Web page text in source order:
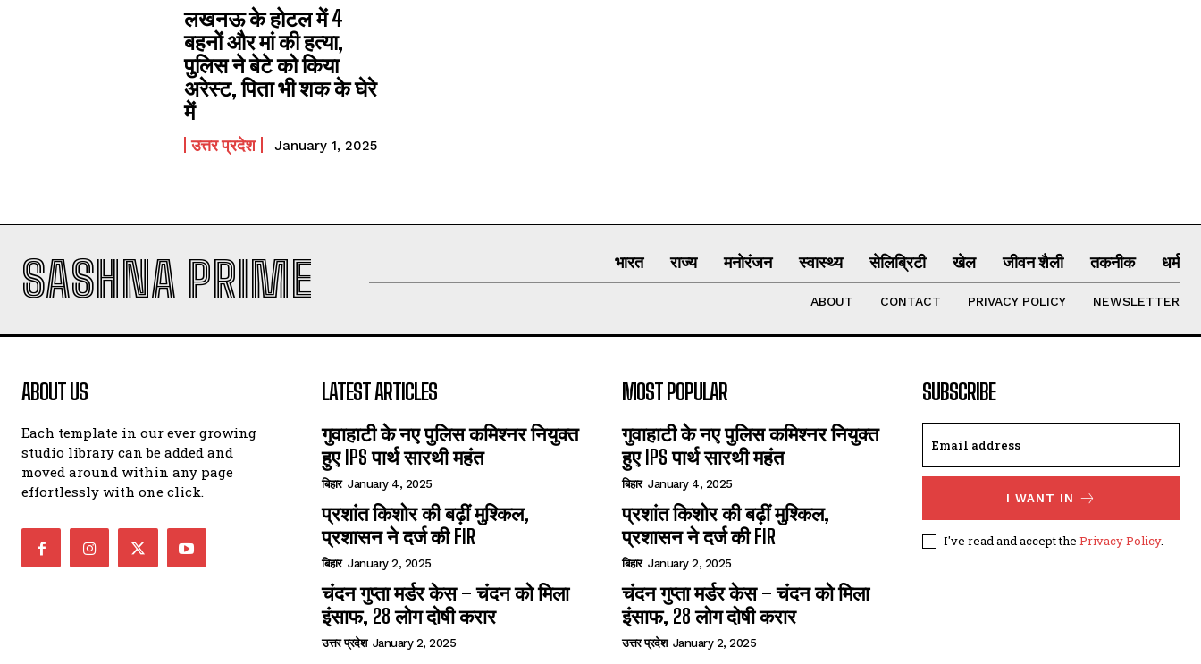
लखनऊ के होटल में 4
बहनों और मां की हत्‍या,
पुलिस ने बेटे को किया
अरेस्‍ट, पिता भी शक के घेरे
में
उत्तर प्रदेश January 1, 2025
SASHNA PRIME भारत राज्य मनोरंजन स्वास्थ्य सेलिब्रिटी खेल जीवन शैली तकनीक धर्म
ABOUT CONTACT PRIVACY POLICY NEWSLETTER
ABOUT US
Each template in our ever growing
studio library can be added and
moved around within any page
effortlessly with one click.
LATEST ARTICLES
गुवाहाटी के नए पुलिस कमिश्नर नियुक्त
हुए IPS पार्थ सारथी महंत
बिहार January 4, 2025
प्रशांत किशोर की बढ़ीं मुश्किल,
प्रशासन ने दर्ज की FIR
बिहार January 2, 2025
चंदन गुप्‍ता मर्डर केस – चंदन को मिला
इंसाफ, 28 लोग दोषी करार
उत्तर प्रदेश January 2, 2025
MOST POPULAR
गुवाहाटी के नए पुलिस कमिश्नर नियुक्त
हुए IPS पार्थ सारथी महंत
बिहार January 4, 2025
प्रशांत किशोर की बढ़ीं मुश्किल,
प्रशासन ने दर्ज की FIR
बिहार January 2, 2025
चंदन गुप्‍ता मर्डर केस – चंदन को मिला
इंसाफ, 28 लोग दोषी करार
उत्तर प्रदेश January 2, 2025
SUBSCRIBE
I WANT IN
I've read and accept the Privacy Policy.